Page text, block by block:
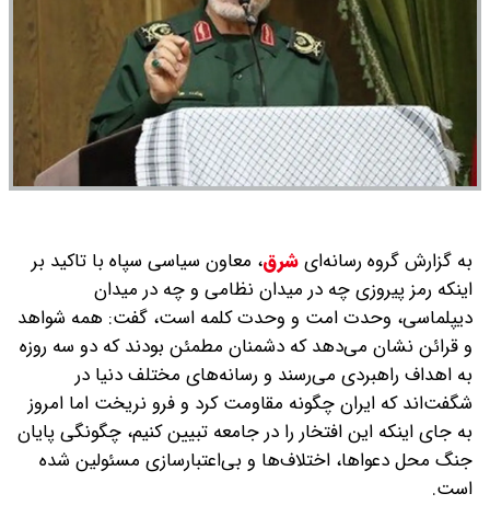
به گزارش گروه رسانه‌ایشرق، معاون سیاسی سپاه با تاکید بر
اینکه رمز پیروزی چه در میدان نظامی و چه در میدان
دیپلماسی، وحدت امت و وحدت کلمه است، گفت: همه شواهد
و قرائن نشان می‌دهد که دشمنان مطمئن بودند که دو سه روزه
به اهداف راهبردی می‌رسند و رسانه‌های مختلف دنیا در
شگفت‌اند که ایران چگونه مقاومت کرد و فرو نریخت اما امروز
به جای اینکه این افتخار را در جامعه تبیین کنیم، چگونگی پایان
جنگ محل دعواها، اختلاف‌ها و بی‌اعتبارسازی مسئولین شده
است.